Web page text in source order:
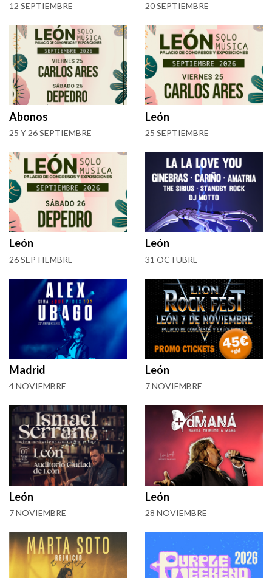
12 SEPTIEMBRE 20 SEPTIEMBRE
Abonos
25 Y 26 SEPTIEMBRE
León
25 SEPTIEMBRE
León
26 SEPTIEMBRE
León
31 OCTUBRE
Madrid
4 NOVIEMBRE
León
7 NOVIEMBRE
León
7 NOVIEMBRE
León
28 NOVIEMBRE